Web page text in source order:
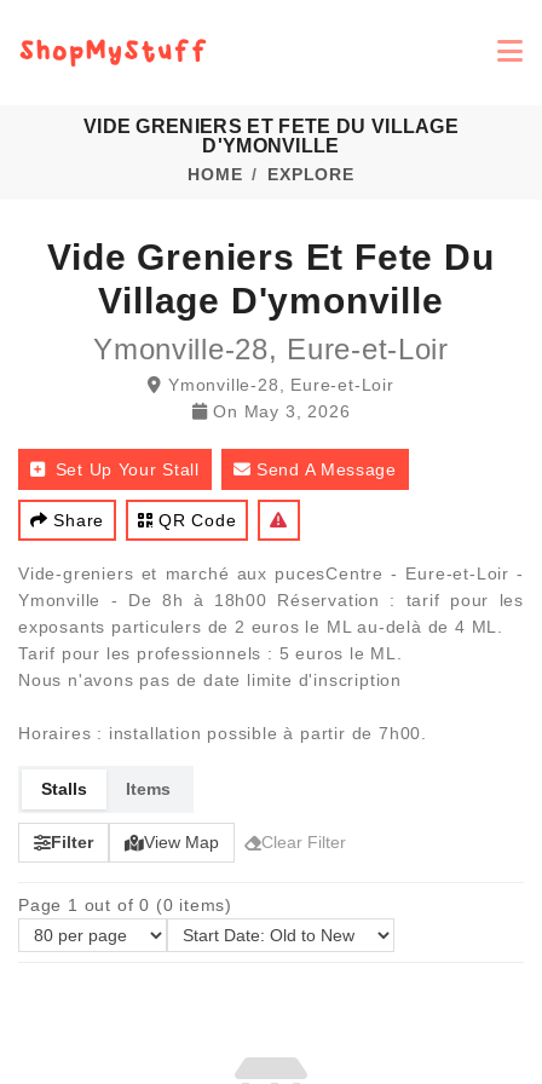
VIDE GRENIERS ET FETE DU VILLAGE
D'YMONVILLE
HOME EXPLORE
Vide Greniers Et Fete Du
Village D'ymonville
Ymonville-28, Eure-et-Loir
Ymonville-28, Eure-et-Loir
On May 3, 2026
Set Up Your Stall Send A Message
Share QR Code
Vide-greniers et marché aux pucesCentre - Eure-et-Loir -
Ymonville - De 8h à 18h00 Réservation : tarif pour les
exposants particulers de 2 euros le ML au-delà de 4 ML.
Tarif pour les professionnels : 5 euros le ML.
Nous n'avons pas de date limite d'inscription
Horaires : installation possible à partir de 7h00.
Stalls Items
Filter View Map Clear Filter
Page 1 out of 0 (0 items)